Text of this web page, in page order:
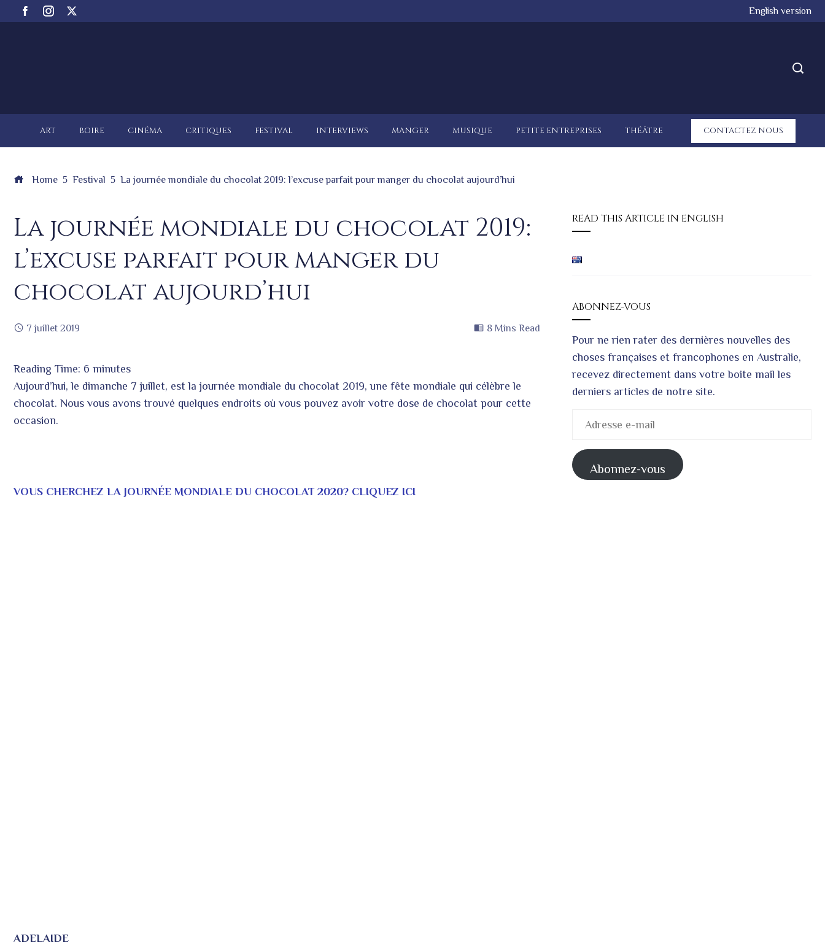
English version
ART BOIRE CINÉMA CRITIQUES FESTIVAL INTERVIEWS MANGER MUSIQUE PETITE ENTREPRISES THÉÂTRE CONTACTEZ NOUS
Home Festival La journée mondiale du chocolat 2019: l’excuse parfait pour manger du chocolat aujourd’hui
La journée mondiale du chocolat 2019:
l’excuse parfait pour manger du
chocolat aujourd’hui
7 juillet 2019 8 Mins Read
Reading Time: 6 minutes
Aujourd’hui, le dimanche 7 juillet, est la journée mondiale du chocolat 2019, une fête mondiale qui célèbre le
chocolat. Nous vous avons trouvé quelques endroits où vous pouvez avoir votre dose de chocolat pour cette
occasion.
VOUS CHERCHEZ LA JOURNÉE MONDIALE DU CHOCOLAT 2020? CLIQUEZ ICI
ADELAIDE
READ THIS ARTICLE IN ENGLISH
ABONNEZ-VOUS
Pour ne rien rater des dernières nouvelles des
choses françaises et francophones en Australie,
recevez directement dans votre boite mail les
derniers articles de notre site.
mail
Abonnez-vous